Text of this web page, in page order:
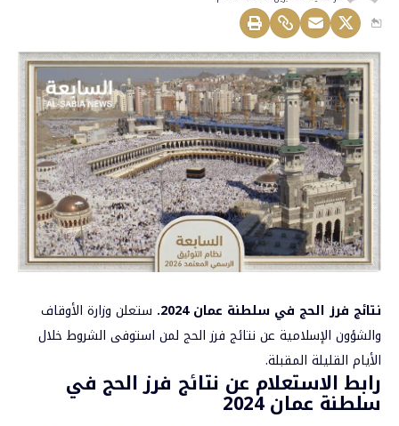
نتائج فرز الحج في سلطنة عمان 2024 . ستعلن وزارة الأوقاف
والشؤون الإسلامية عن نتائج فرز الحج لمن استوفى الشروط خلال
الأيام القليلة المقبلة.
رابط الاستعلام عن نتائج فرز الحج في
سلطنة عمان 2024